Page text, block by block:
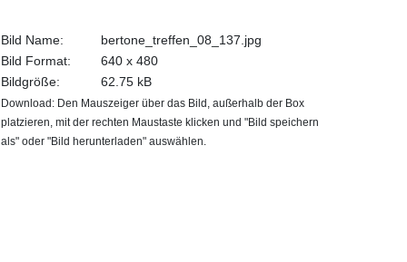
Bild Name:
bertone_treffen_08_137.jpg
Bild Format:
640 x 480
Bildgröße:
62.75 kB
Download: Den Mauszeiger über das Bild, außerhalb der Box
platzieren, mit der rechten Maustaste klicken und "Bild speichern
als" oder "Bild herunterladen" auswählen.